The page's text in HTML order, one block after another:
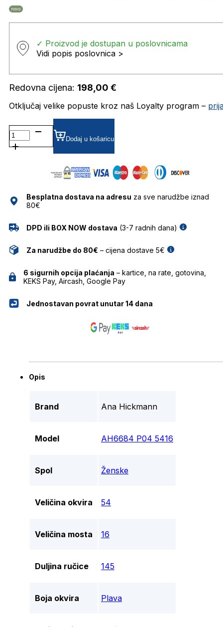
novo
✓ Proizvod je dostupan u poslovnicama
Vidi popis poslovnica >
Redovna cijena: 198,00 €
Otključaj velike popuste kroz naš Loyalty program –
AH6684
P04
5416
količina
Dodaj u košaricu
Besplatna dostava na adresu za sve narudžbe iznad
80€
DPD ili BOX NOW dostava (3-7 radnih dana)
Za narudžbe do 80€ – cijena dostave 5€
6 sigurnih opcija plaćanja – kartice, na rate, gotovina,
KEKS Pay, Aircash, Google Pay
Jednostavan povrat unutar 14 dana
Opis
Brand Ana Hickmann
Model AH6684 P04 5416
Spol Ženske
Veličina okvira 54
Veličina mosta 16
Duljina ručice 145
Boja okvira Plava